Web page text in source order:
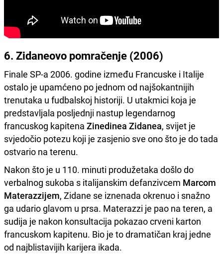
6. Zidaneovo pomračenje (2006)
Finale SP-a 2006. godine između Francuske i Italije
ostalo je upamćeno po jednom od najšokantnijih
trenutaka u fudbalskoj historiji. U utakmici koja je
predstavljala posljednji nastup legendarnog
francuskog kapitena Zinedinea Zidanea, svijet je
svjedočio potezu koji je zasjenio sve ono što je do tada
ostvario na terenu.
Nakon što je u 110. minuti produžetaka došlo do
verbalnog sukoba s italijanskim defanzivcem Marcom
Materazzijem, Zidane se iznenada okrenuo i snažno
ga udario glavom u prsa. Materazzi je pao na teren, a
sudija je nakon konsultacija pokazao crveni karton
francuskom kapitenu. Bio je to dramatičan kraj jedne
od najblistavijih karijera ikada.